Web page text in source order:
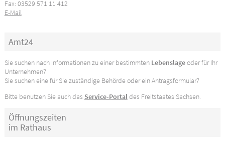
Fax: 03529 571 11 412
E-Mail
Amt24
Sie suchen nach Informationen zu einer bestimmten Lebenslageoder für Ihr
Unternehmen?
Sie suchen eine für Sie zuständige Behörde oder ein Antragsformular?
Bitte benutzen Sie auch das Service-Portaldes Freitstaates Sachsen.
Öffnungszeiten
im Rathaus